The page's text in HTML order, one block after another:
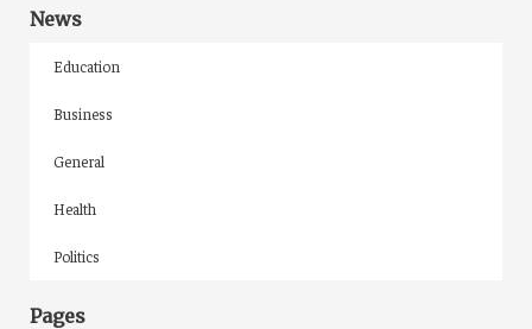
News
Education
Business
General
Health
Politics
Pages